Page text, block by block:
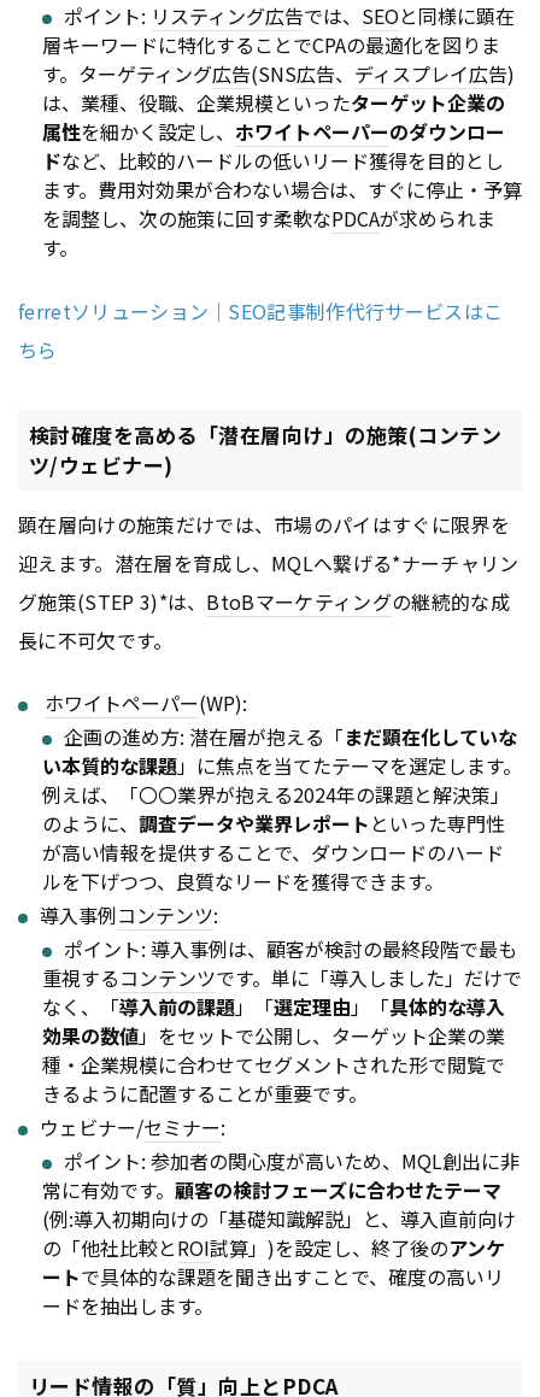
ポイント: リスティング広告では、 SEOと同様に顕在
層キーワードに特化することでCPAの最適化を図りま
す。ターゲティング広告(SNS広告、 ディスプレイ広告)
は、業種、役職、企業規模といったターゲット企業の
属性を細かく設定し、 ホワイトペーパーのダウンロー
ドなど、比較的ハードルの低いリード獲得を目的とし
ます。費用対効果が合わない場合は、すぐに停止・予算
を調整し、次の施策に回す柔軟なPDCAが求められま
す。
ferretソリューション｜SEO記事制作代行サービスはこ
ちら
検討確度を高める「潜在層向け」の施策(コンテン
ツ/ウェビナー)
顕在層向けの施策だけでは、市場のパイはすぐに限界を
迎えます。潜在層を育成し、MQLへ繋げる*ナーチャリン
グ施策(STEP 3)*は、 BtoBマーケティングの継続的な成
長に不可欠です。
ホワイトペーパー(WP):
企画の進め方: 潜在層が抱える「まだ顕在化していな
い本質的な課題」に焦点を当てたテーマを選定します。
例えば、「〇〇業界が抱える2024年の課題と解決策」
のように、 調査データや業界レポート といった専門性
が高い情報を提供することで、ダウンロードのハード
ルを下げつつ、良質なリードを獲得できます。
導入事例コンテンツ:
ポイント: 導入事例は、顧客が検討の最終段階で最も
重視するコンテンツです。単に「導入しました」だけで
なく、「導入前の課題」「選定理由」「具体的な導入
効果の数値」をセットで公開し、ターゲット企業の業
種・企業規模に合わせてセグメントされた形で閲覧で
きるように配置することが重要です。
ウェビナー/セミナー:
ポイント: 参加者の関心度が高いため、MQL創出に非
常に有効です。 顧客の検討フェーズに合わせたテーマ
(例:導入初期向けの「基礎知識解説」と、導入直前向け
の「他社比較とROI試算」)を設定し、終了後のアンケ
ートで具体的な課題を聞き出すことで、確度の高いリ
ードを抽出します。
リード情報の「質」向上とPDCA